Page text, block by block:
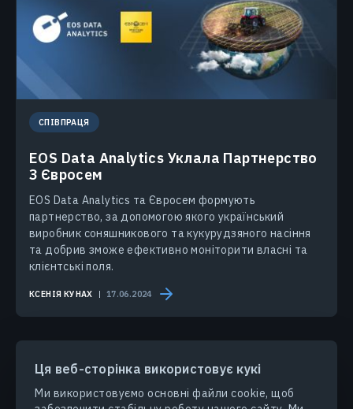
Ця веб-сторінка використовує кукі
Ми використовуємо основні файли cookie, щоб
СПІВПРАЦЯ
EOS Data Analytics Уклала Партнерство
З Євросем
EOS Data Analytics та Євросем формують
партнерство, за допомогою якого український
виробник соняшникового та кукурудзяного насіння
та добрив зможе ефективно моніторити власні та
клієнтські поля.
КСЕНІЯ КУНАХ 17.06.2024